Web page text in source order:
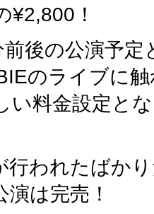
¥2,800！
後の公演予定
のライブに
い料金設定と
行われたばか
演は完売！